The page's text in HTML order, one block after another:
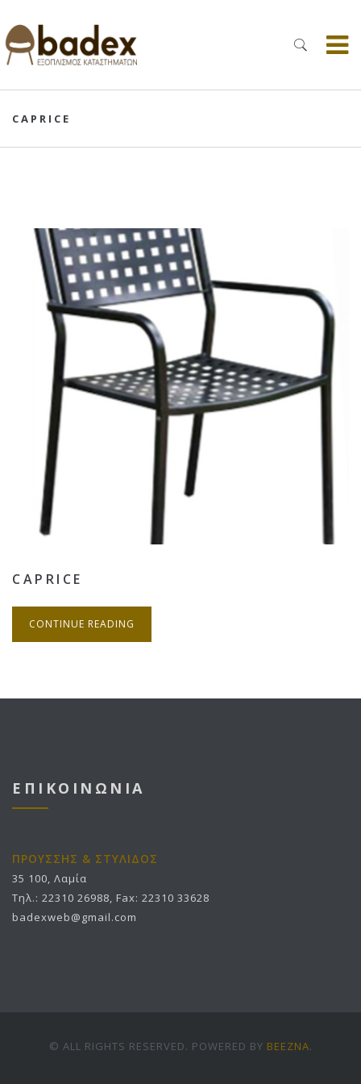
CAPRICE
CAPRICE
CONTINUE READING
ΕΠΙΚΟΙΝΩΝΙΑ
ΠΡΟΥΣΣΗΣ & ΣΤΥΛΙΔΟΣ
35 100, Λαμία
Τηλ.: 22310 26988, Fax: 22310 33628
badexweb@gmail.com
© ALL RIGHTS RESERVED. POWERED BY BEEZNA.